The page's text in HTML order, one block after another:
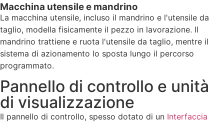
Macchina utensile e mandrino
La macchina utensile, incluso il mandrino e l'utensile da
taglio, modella fisicamente il pezzo in lavorazione. Il
mandrino trattiene e ruota l'utensile da taglio, mentre il
sistema di azionamento lo sposta lungo il percorso
programmato.
Pannello di controllo e unità
di visualizzazione
Il pannello di controllo, spesso dotato di un Interfaccia